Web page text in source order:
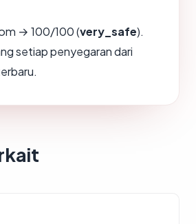
→ 100/100 (very_safe).
setiap penyegaran dari